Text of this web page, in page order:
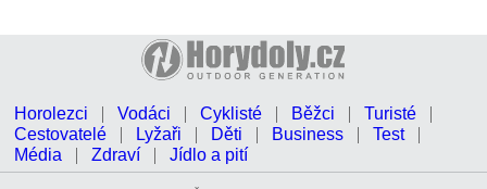
Horolezci Vodáci Cyklisté Běžci
Turisté
Cestovatelé
Lyžaři Děti Business
Test
Média
Zdraví Jídlo a pití